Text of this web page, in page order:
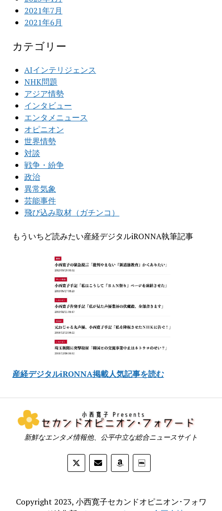
2021年7月
2021年6月
カテゴリー
AIインテリジェンス
NHK問題
アジア情勢
インタビュー
エンタメニュース
オピニオン
世界情勢
対談
戦争・紛争
政治
異常気象
芸能事件
飛び込み取材（ガチンコ）
もういちど読みたい産経デジタルiRONNA執筆記事
産経デジタルiRONNA掲載人気記事を読む
新鮮なエンタメ情報他、公平中立な総合ニュースサイト
Copyright 2023, 小西寛子セカンドオピニオン･フォワ